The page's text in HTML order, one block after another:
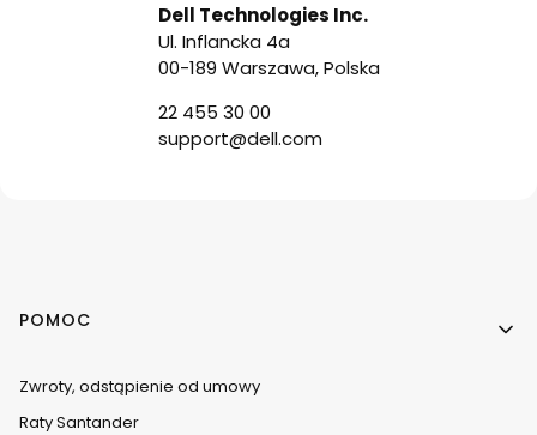
Dell Technologies Inc.
Ul. Inflancka 4a
00-189 Warszawa, Polska
22 455 30 00
support@dell.com
Linki w stopce
POMOC
Zwroty, odstąpienie od umowy
Raty Santander